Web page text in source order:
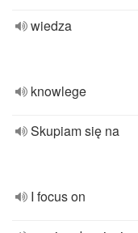
wiedza
knowlege
Skupiam się na
I focus on